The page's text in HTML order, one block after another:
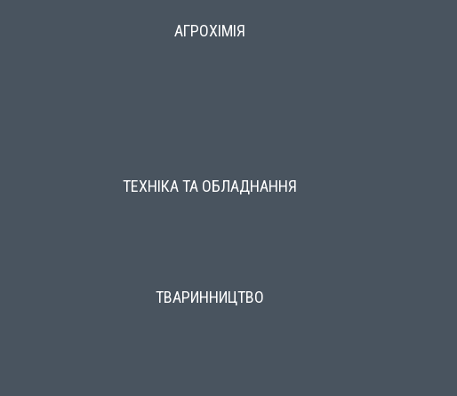
АГРОХІМІЯ
ТЕХНІКА ТА ОБЛАДНАННЯ
ТВАРИННИЦТВО